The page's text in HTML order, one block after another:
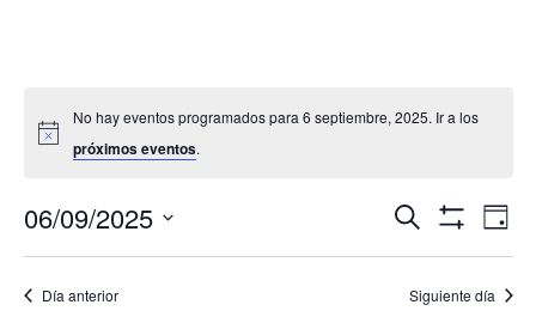
No hay eventos programados para 6 septiembre, 2025. Ir a los
próximos eventos.
Buscar
Filtros
de
de
Día
06/09/2025
Día anterior Siguiente día